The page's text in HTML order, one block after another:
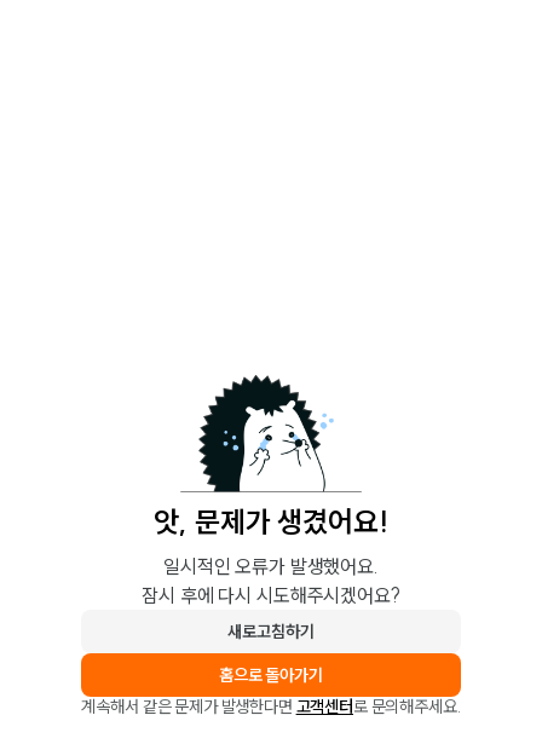
앗, 문제가 생겼어요!
일시적인 오류가 발생했어요.
잠시 후에 다시 시도해주시겠어요?
새로고침하기
홈으로 돌아가기
계속해서 같은 문제가 발생한다면 고객센터로 문의해주세요.